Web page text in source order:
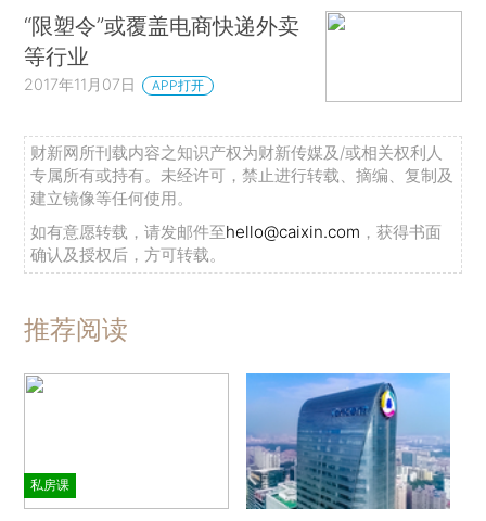
“限塑令”或覆盖电商快递外卖
等行业
2017年11月07日 APP打开
财新网所刊载内容之知识产权为财新传媒及/或相关权利人
专属所有或持有。未经许可，禁止进行转载、摘编、复制及
建立镜像等任何使用。
如有意愿转载，请发邮件至hello@caixin.com ，获得书面
确认及授权后，方可转载。
推荐阅读
私房课